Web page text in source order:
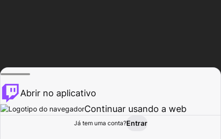
Procurar Atividade
Abrir no aplicativo
Continuar usando a web
Já tem uma conta?Entrar